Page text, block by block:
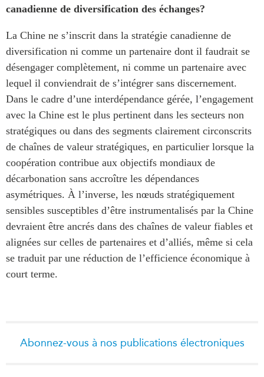
canadienne de diversification des échanges?
La Chine ne s’inscrit dans la stratégie canadienne de
diversification ni comme un partenaire dont il faudrait se
désengager complètement, ni comme un partenaire avec
lequel il conviendrait de s’intégrer sans discernement.
Dans le cadre d’une interdépendance gérée, l’engagement
avec la Chine est le plus pertinent dans les secteurs non
stratégiques ou dans des segments clairement circonscrits
de chaînes de valeur stratégiques, en particulier lorsque la
coopération contribue aux objectifs mondiaux de
décarbonation sans accroître les dépendances
asymétriques. À l’inverse, les nœuds stratégiquement
sensibles susceptibles d’être instrumentalisés par la Chine
devraient être ancrés dans des chaînes de valeur fiables et
alignées sur celles de partenaires et d’alliés, même si cela
se traduit par une réduction de l’efficience économique à
court terme.
Abonnez-vous à nos publications électroniques